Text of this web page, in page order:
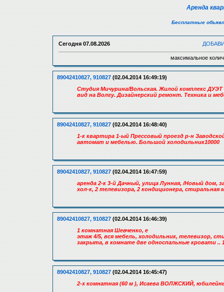
Аренда
Бесплатные
Сегодня 07.08.2026
максимальное
89042410827, 910827 (02.04.2014 16:49:19)
Студия Мичурина/Вольская. Жилой комплекс
вид на Волгу. Дизайнерский ремонт. Техника и
89042410827, 910827 (02.04.2014 16:48:40)
1-к квартира 1-ый Прессовый проезд р-н
автомат и мебелью. Большой холодильник10000
89042410827, 910827 (02.04.2014 16:47:59)
аренда 2-к 3-й Дачный, улица Лунная, /Новый дом,
хол-к, 2 телевизора, 2 кондиционера,
89042410827, 910827 (02.04.2014 16:46:39)
1 комнатная Шевченко, е
этаж 4/5, вся мебель, холодильник, телевизор,
закрыта, в комнате две односпальные кровати ..
89042410827, 910827 (02.04.2014 16:45:47)
2-х комнатная (60 м ), Исаева ВОЛЖСКИЙ,